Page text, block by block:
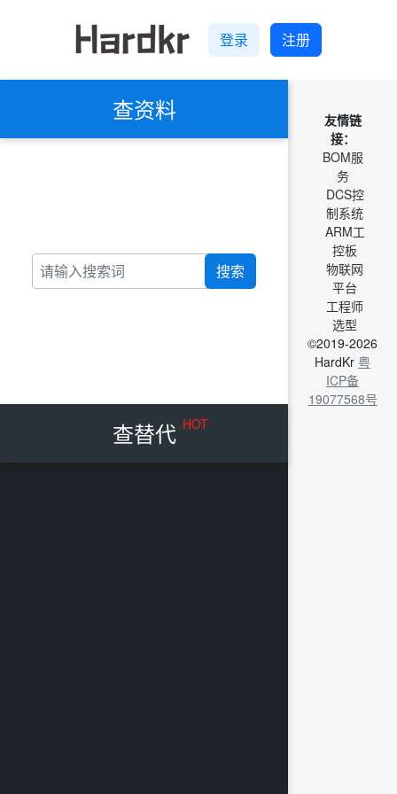
登录 注册
查资料
搜索
查替代 HOT
友情链
接：
BOM服
务
DCS控
制系统
ARM工
控板
物联网
平台
工程师
选型
©2019-2026
HardKr 粤
ICP备
19077568号